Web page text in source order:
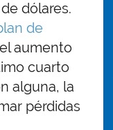
dólares.
de
aumento
cuarto
alguna, la
pérdidas